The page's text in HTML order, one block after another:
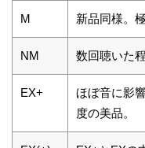
M 新品同様。
NM 数回聴いた
EX+
ほぼ音に影
度の美品。